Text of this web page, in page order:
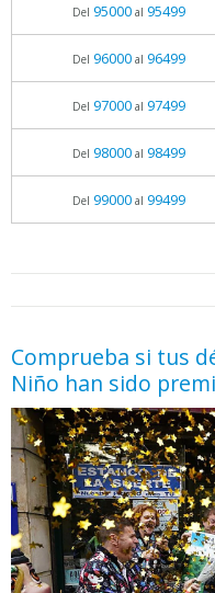
Del 95000al 95499
Del 96000al 96499
Del 97000al 97499
Del 98000al 98499
Del 99000al 99499
Comprueba si tus
Niño han sido